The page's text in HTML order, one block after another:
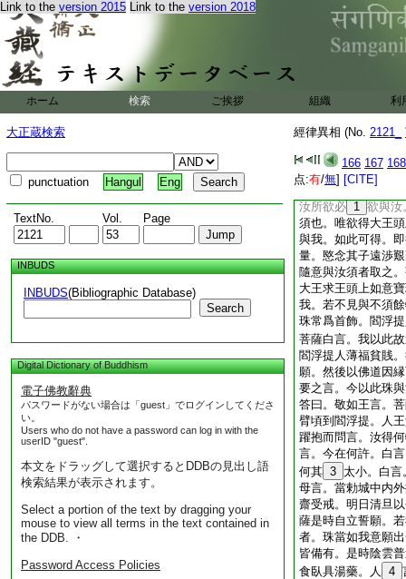
Link to the version 2015 Link to the version 2018
ホーム 検索 ご挨拶 組織 利
大正蔵検索
punctuation Hangul Eng
TextNo. Vol. Page
INBUDS
INBUDS(Bibliographic Database)
Search
Digital Dictionary of Buddhism
電子佛教辭典
パスワードがない場合は「guest」でログインしてくださ
い。
Users who do not have a password can log in with the
userID "guest".
本文をドラッグして選択するとDDBの見出し語
検索結果が表示されます。
Select a portion of the text by dragging your
mouse to view all terms in the text contained in
the DDB. ・
Password Access Policies
經律異相 (No. 2121_
166 167 168
点:有/無] [CITE]
頭授與菩薩令
有七重寶城有七重
大龍守門。龍見菩
度衆難得來至此。
其子。兩乳流出。
子。捨我命終生在
是父母。而答母言
＊大子。憐愍貧人
此。欲求如意寶珠
以爲首飾難可得也
汝所欲必 1 欲與汝
須也。唯欲得大王
與我。如此可得。
量。愍念其子遠渉
隨意與汝須者取之
大王求王頭上如意
我。若不見與不須
珠常爲首飾。閻浮
菩薩白言。我以此
閻浮提人薄福貧賎
願。然後以佛道因
要之言。今以此珠
答曰。敬如王言。
臂頃到閻浮提。人
躍抱而問言。汝得
言。今在何許。白
何其 3 太小。白言
母言。當勅城中内
齋受戒。明日清旦
薩是時自立誓願。
者。珠當如我意願
皆備有。是時陰雲
食臥具湯藥。人
4